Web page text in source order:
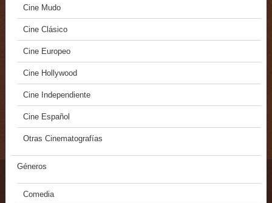
Cine Mudo
Cine Clásico
Cine Europeo
Cine Hollywood
Cine Independiente
Cine Español
Otras Cinematografías
Géneros
Comedia